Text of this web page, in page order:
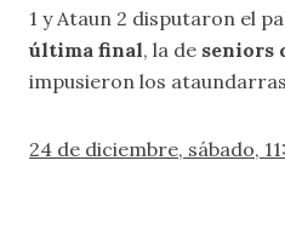
1 y Ataun 2 disputaron el
última final, la de seniors
impusieron los
24 de diciembre, sábado,